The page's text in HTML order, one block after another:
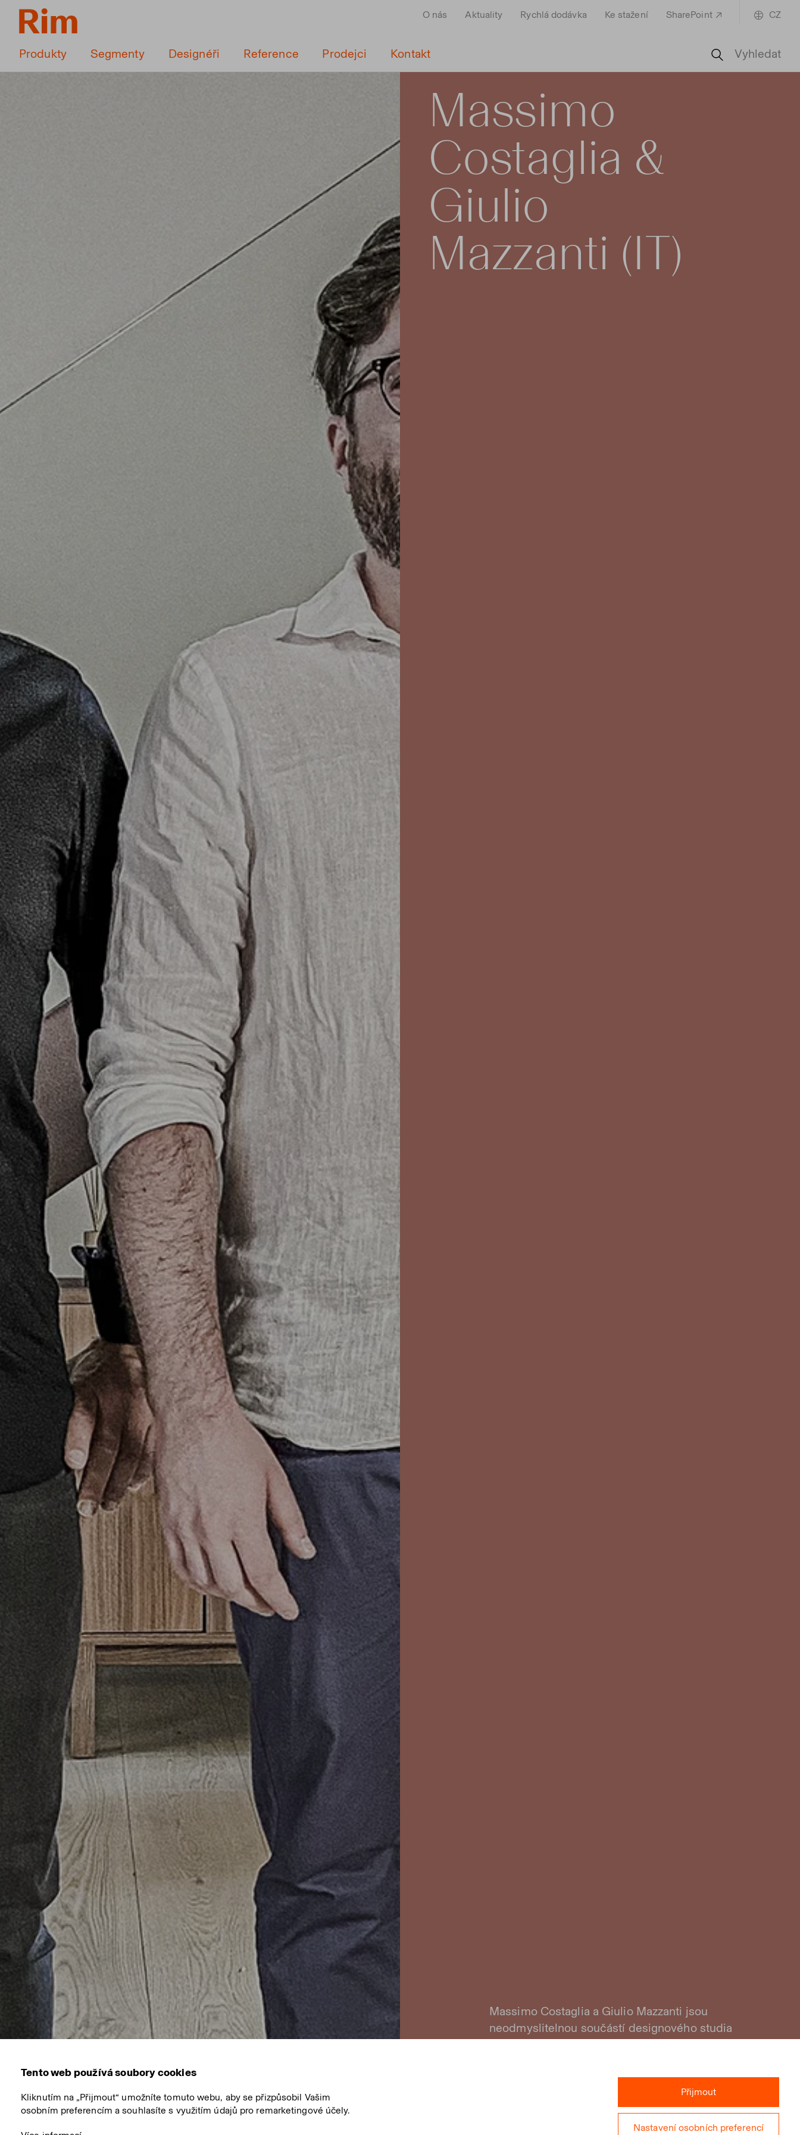
O nás Aktuality Rychlá dodávka Ke stažení SharePoint CZ
Produkty Segmenty Designéři Reference Prodejci Kontakt Vyhledat
Massimo
Costaglia &
Giulio
Mazzanti (IT)
Massimo Costaglia a Giulio Mazzanti jsou
neodmyslitelnou součástí designového studia
dávají produktům unikátní vzhled a vlastnosti.
Tento web používá soubory cookies
Kliknutím na „Přijmout“ umožníte tomuto webu, aby se přizpůsobil Vašim
osobním preferencím a souhlasíte s využitím údajů pro remarketingové účely.
Přijmout
Nastavení osobních preferencí